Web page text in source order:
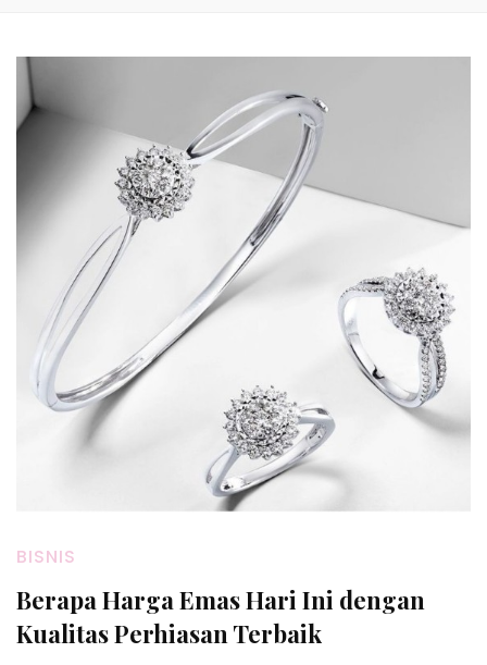
BISNIS
Berapa Harga Emas Hari Ini dengan
Kualitas Perhiasan Terbaik